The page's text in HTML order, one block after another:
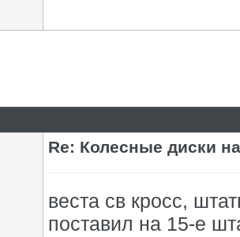
Re: Колесные диски
веста св кросс,
поставил на 15-е